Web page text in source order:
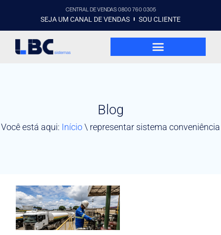
CENTRAL DE VENDAS 0800 760 0305
SEJA UM CANAL DE VENDAS SOU CLIENTE
Blog
Você está aqui: Início\ representar sistema conveniência